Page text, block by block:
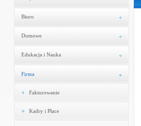
Biuro
Domowe
Edukacja i Nauka
Firma
Fakturowanie
Kadry i Płace